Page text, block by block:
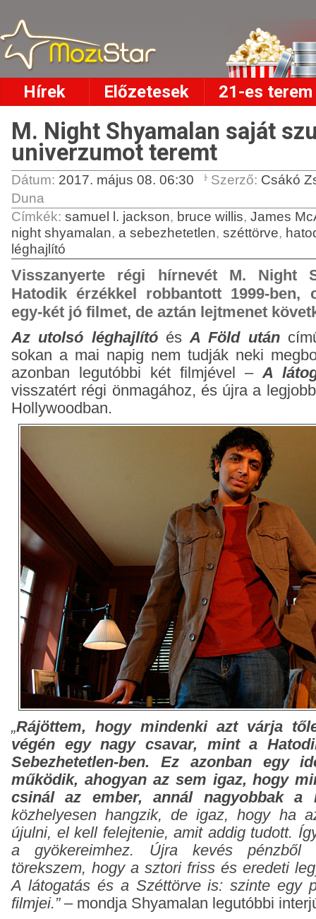
Hírek Előzetesek 21-es terem
M. Night Shyamalan saját
univerzumot teremt
Dátum: 2017. május 08. 06:30 Szerző: Csákó
Duna
Címkék: samuel l. jackson, bruce willis, James
night shyamalan, a sebezhetetlen, széttörve,
léghajlító
Visszanyerte régi hírnevét M. Night
Hatodik érzékkel robbantott 1999-ben,
egy-két jó filmet, de aztán lejtmenet
Az utolsó léghajlítóésA Föld után
sokan a mai napig nem tudják neki
azonban legutóbbi két filmjével –A
visszatért régi önmagához, és újra a
Hollywoodban.
„Rájöttem, hogy mindenki azt várja
végén egy nagy csavar, mint a
Sebezhetetlen-ben. Ez azonban egy
működik, ahogyan az sem igaz, hogy
csinál az ember, annál nagyobbak a
közhelyesen hangzik, de igaz, hogy ha
újulni, el kell felejtenie, amit addig tudott.
a gyökereimhez. Újra kevés pénzből
törekszem, hogy a sztori friss és eredeti
A látogatás és a Széttörve is: szinte egy
filmjei.”– mondja Shyamalan legutóbbi